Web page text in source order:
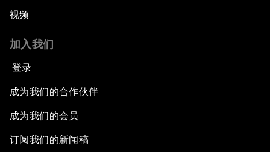
视频
加入我们
登录
成为我们的合作伙伴
成为我们的会员
订阅我们的新闻稿